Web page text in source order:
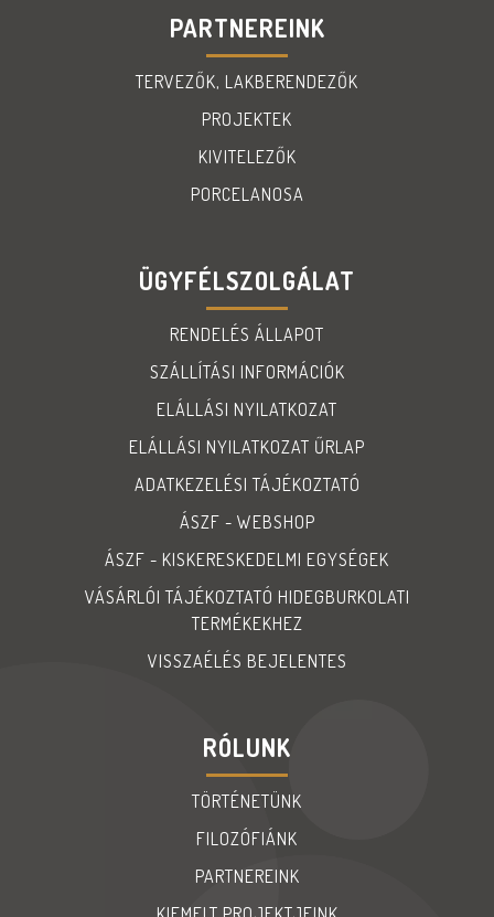
PARTNEREINK
TERVEZŐK, LAKBERENDEZŐK
PROJEKTEK
KIVITELEZŐK
PORCELANOSA
ÜGYFÉLSZOLGÁLAT
RENDELÉS ÁLLAPOT
SZÁLLÍTÁSI INFORMÁCIÓK
ELÁLLÁSI NYILATKOZAT
ELÁLLÁSI NYILATKOZAT ŰRLAP
ADATKEZELÉSI TÁJÉKOZTATÓ
ÁSZF - WEBSHOP
ÁSZF - KISKERESKEDELMI EGYSÉGEK
VÁSÁRLÓI TÁJÉKOZTATÓ HIDEGBURKOLATI
TERMÉKEKHEZ
VISSZAÉLÉS BEJELENTES
RÓLUNK
TÖRTÉNETÜNK
FILOZÓFIÁNK
PARTNEREINK